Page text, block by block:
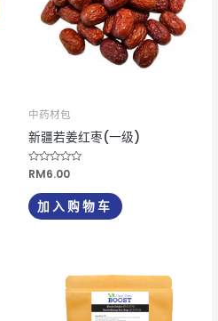
中药材包
新疆若姜红枣(一级)
评
分
&
s
o
RM6.00
加入购物车